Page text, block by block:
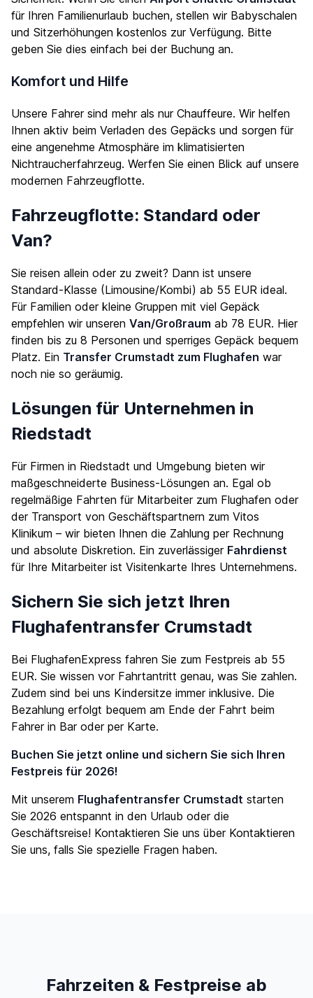
für Ihren Familienurlaub buchen, stellen wir Babyschalen
und Sitzerhöhungen kostenlos zur Verfügung. Bitte
geben Sie dies einfach bei der Buchung an.
Komfort und Hilfe
Unsere Fahrer sind mehr als nur Chauffeure. Wir helfen
Ihnen aktiv beim Verladen des Gepäcks und sorgen für
eine angenehme Atmosphäre im klimatisierten
Nichtraucherfahrzeug. Werfen Sie einen Blick auf unsere
modernen Fahrzeugflotte.
Fahrzeugflotte: Standard oder
Van?
Sie reisen allein oder zu zweit? Dann ist unsere
Standard-Klasse (Limousine/Kombi) ab 55 EUR ideal.
Für Familien oder kleine Gruppen mit viel Gepäck
empfehlen wir unseren Van/Großraum ab 78 EUR. Hier
finden bis zu 8 Personen und sperriges Gepäck bequem
Platz. Ein Transfer Crumstadt zum Flughafen war
noch nie so geräumig.
Lösungen für Unternehmen in
Riedstadt
Für Firmen in Riedstadt und Umgebung bieten wir
maßgeschneiderte Business-Lösungen an. Egal ob
regelmäßige Fahrten für Mitarbeiter zum Flughafen oder
der Transport von Geschäftspartnern zum Vitos
Klinikum – wir bieten Ihnen die Zahlung per Rechnung
und absolute Diskretion. Ein zuverlässiger Fahrdienst
für Ihre Mitarbeiter ist Visitenkarte Ihres Unternehmens.
Sichern Sie sich jetzt Ihren
Flughafentransfer Crumstadt
Bei FlughafenExpress fahren Sie zum Festpreis ab 55
EUR. Sie wissen vor Fahrtantritt genau, was Sie zahlen.
Zudem sind bei uns Kindersitze immer inklusive. Die
Bezahlung erfolgt bequem am Ende der Fahrt beim
Fahrer in Bar oder per Karte.
Buchen Sie jetzt online und sichern Sie sich Ihren
Festpreis für 2026!
Mit unserem Flughafentransfer Crumstadt starten
Sie 2026 entspannt in den Urlaub oder die
Geschäftsreise! Kontaktieren Sie uns über Kontaktieren
Sie uns, falls Sie spezielle Fragen haben.
Fahrzeiten & Festpreise ab